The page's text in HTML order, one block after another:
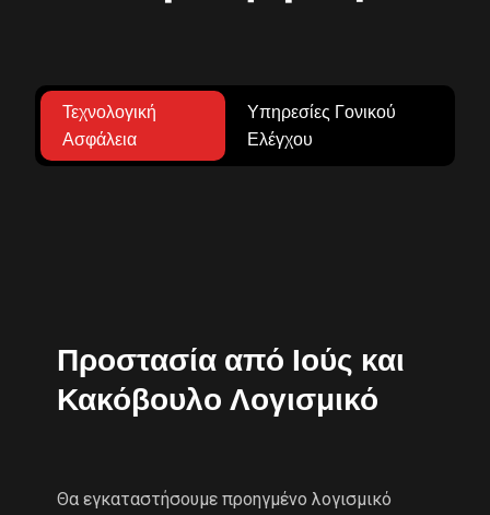
Τεχνολογική
Ασφάλεια
Υπηρεσίες Γονικού
Ελέγχου
Προστασία από Ιούς και
Κακόβουλο Λογισμικό
Θα εγκαταστήσουμε προηγμένο λογισμικό